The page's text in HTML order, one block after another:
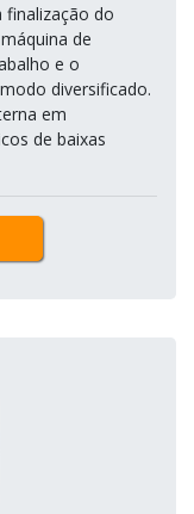
finalização do
de
e o
diversificado.
em
de baixas